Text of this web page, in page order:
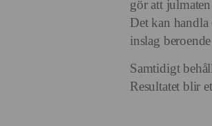
gör att
Det kan
inslag
Samtidigt
Resultatet blir